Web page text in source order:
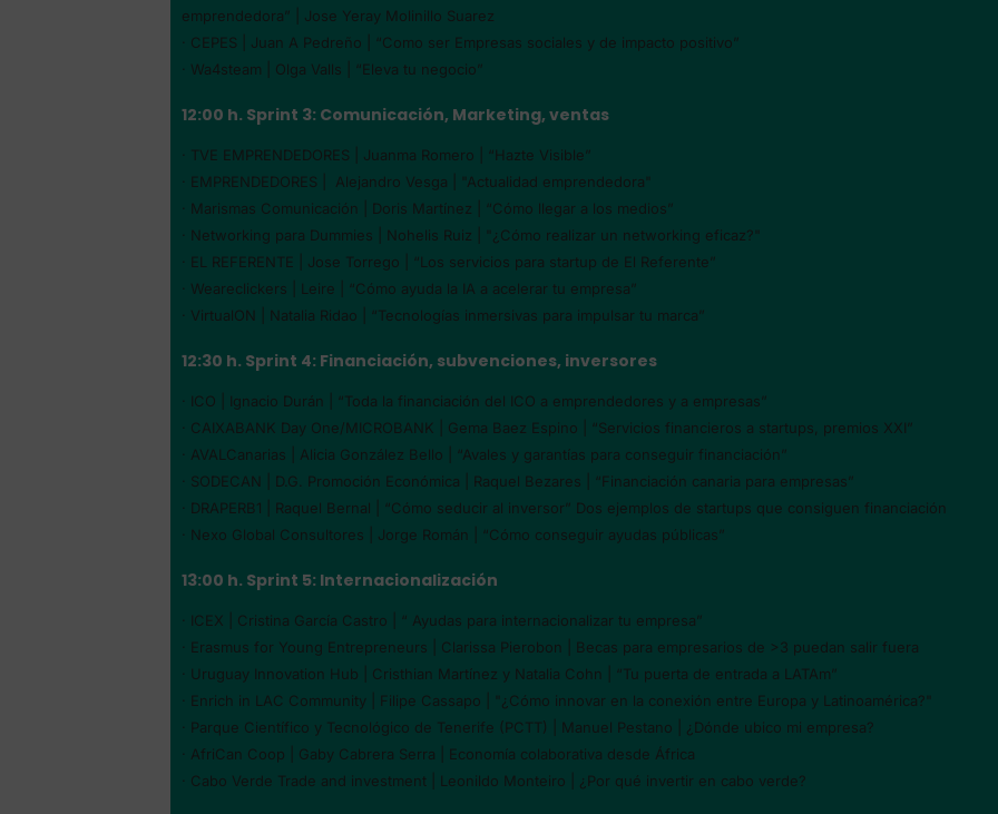
emprendedora” | Jose Yeray Molinillo Suarez
· CEPES | Juan A Pedreño | “Como ser Empresas sociales y de impacto positivo”
· Wa4steam | Olga Valls | “Eleva tu negocio”
12:00 h. Sprint 3: Comunicación, Marketing, ventas
· TVE EMPRENDEDORES | Juanma Romero | “Hazte Visible”
· EMPRENDEDORES | Alejandro Vesga | "Actualidad emprendedora"
· Marismas Comunicación | Doris Martínez | “Cómo llegar a los medios”
· Networking para Dummies | Nohelis Ruiz | "¿Cómo realizar un networking eficaz?"
· EL REFERENTE | Jose Torrego | “Los servicios para startup de El Referente”
· Weareclickers | Leire | “Cómo ayuda la IA a acelerar tu empresa”
· VirtualON | Natalia Ridao | “Tecnologías inmersivas para impulsar tu marca”
12:30 h. Sprint 4: Financiación, subvenciones, inversores
· ICO | Ignacio Durán | “Toda la financiación del ICO a emprendedores y a empresas”
· CAIXABANK Day One/MICROBANK | Gema Baez Espino | “Servicios financieros a startups, premios XXI”
· AVALCanarias | Alicia González Bello | “Avales y garantías para conseguir financiación”
· SODECAN | D.G. Promoción Económica | Raquel Bezares | “Financiación canaria para empresas”
· DRAPERB1 | Raquel Bernal | “Cómo seducir al inversor” Dos ejemplos de startups que consiguen financiación
· Nexo Global Consultores | Jorge Román | “Cómo conseguir ayudas públicas”
13:00 h. Sprint 5: Internacionalización
· ICEX | Cristina García Castro | “ Ayudas para internacionalizar tu empresa”
· Erasmus for Young Entrepreneurs | Clarissa Pierobon | Becas para empresarios de >3 puedan salir fuera
· Uruguay Innovation Hub | Cristhian Martínez y Natalia Cohn | “Tu puerta de entrada a LATAm”
· Enrich in LAC Community | Filipe Cassapo | "¿Cómo innovar en la conexión entre Europa y Latinoamérica?"
· Parque Científico y Tecnológico de Tenerife (PCTT) | Manuel Pestano | ¿Dónde ubico mi empresa?
· AfriCan Coop | Gaby Cabrera Serra | Economía colaborativa desde África
· Cabo Verde Trade and investment | Leonildo Monteiro | ¿Por qué invertir en cabo verde?